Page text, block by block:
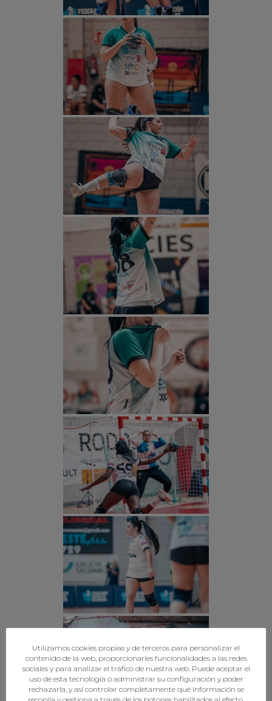
Utilizamos cookies propias y de terceros para personalizar el
contenido de la web, proporcionarles funcionalidades a las redes
sociales y para analizar el tráfico de nuestra web. Puede aceptar el
uso de esta tecnología o administrar su configuración y poder
rechazarla, y así controlar completamente qué información se